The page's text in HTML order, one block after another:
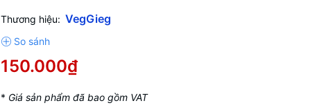
Thương hiệu: VegGieg
150.000₫
* Giá sản phẩm đã bao gồm VAT